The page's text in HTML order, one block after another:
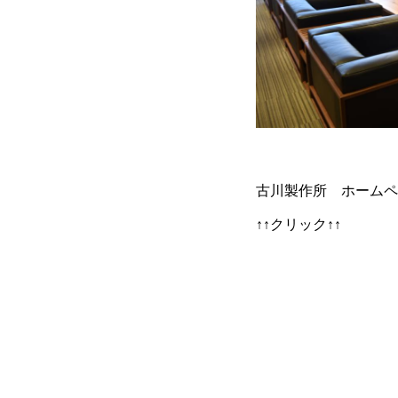
古川製作所 ホーム
↑↑クリック↑↑